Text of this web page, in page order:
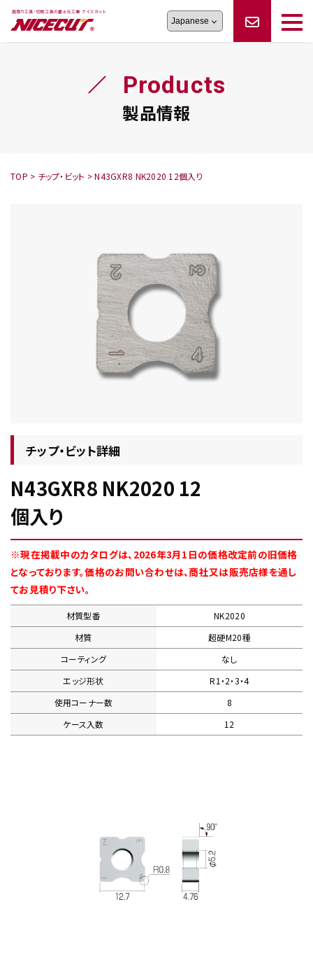
旋盤工具シリーズ
シリーズ
生産終了品
オーダー品依頼
フェイス・ショルダーシリーズかんたんオーダー
トラブルシューティング
ロックピンの逆ジメに注意
Products
製品情報
TOP > チップ・ビット >N43GXR8 NK2020 12個入り
チップ・ビット詳細
N43GXR8 NK2020 12
個入り
※現在掲載中のカタログは、2026年3月1日の価格改定前の旧価格
となっております。価格のお問い合わせは、商社又は販売店様を通し
てお見積り下さい。
材質型番
NK2020
材質
超硬M20種
コーティング
なし
エッジ形状
R1・2・3・4
使用コーナー数
8
ケース入数
12